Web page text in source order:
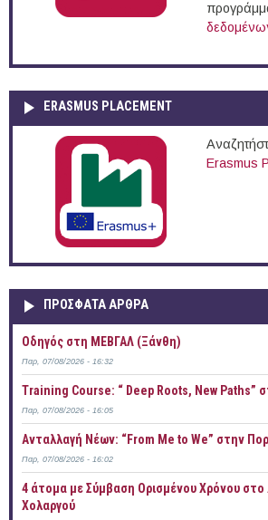
ERASMUS PLACEMENT
Erasmus
ΠΡOΣΦΑΤΑ AΡΘΡΑ
Οδηγός στη ΜΕΒΓΑΛ (Ξάνθη)
Παρ, 07/08/2026 - 16:32
Training Course: “ Deep Roots, New Paths”
Παρ, 07/08/2026 - 16:05
Ανταλλαγή Νέων: “From Me to We” στην
Παρ, 07/08/2026 - 16:02
4 άτομα με Σύμβαση Ορισμένου Χρόνου
Χολαργού